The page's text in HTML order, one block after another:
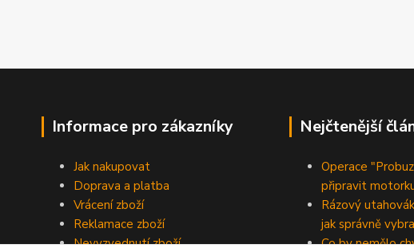
Informace pro zákazníky
Jak nakupovat
Doprava a platba
Vrácení zboží
Reklamace zboží
Nevyzvednutí zboží
Nejčtenější
Operace
připravit
Rázový
jak správně
Co by nemělo